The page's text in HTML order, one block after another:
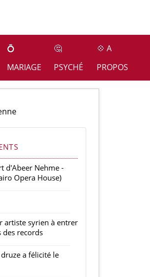
💍
MARIAGE
🤔
PSYCHÉ
💠 A
PROPOS
d'Abeer Nehme -
Opera House)
artiste syrien à entrer
des records
a félicité le